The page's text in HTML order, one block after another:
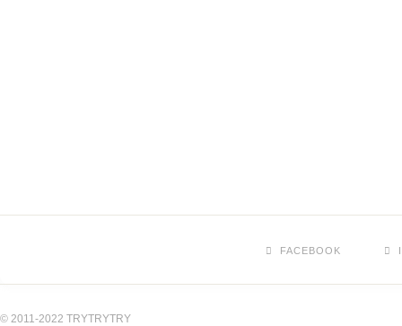
FACEBOOK
© 2011-2022 TRYTRYTRY